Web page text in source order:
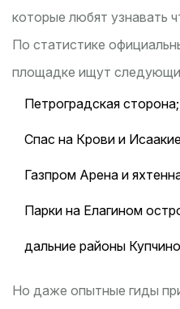
которые любят узнавать
По статистике
площадке ищут
Петроградская сторона;
Спас на Крови и
Газпром Арена и
Парки на Елагином
дальние районы
Но даже опытные гиды